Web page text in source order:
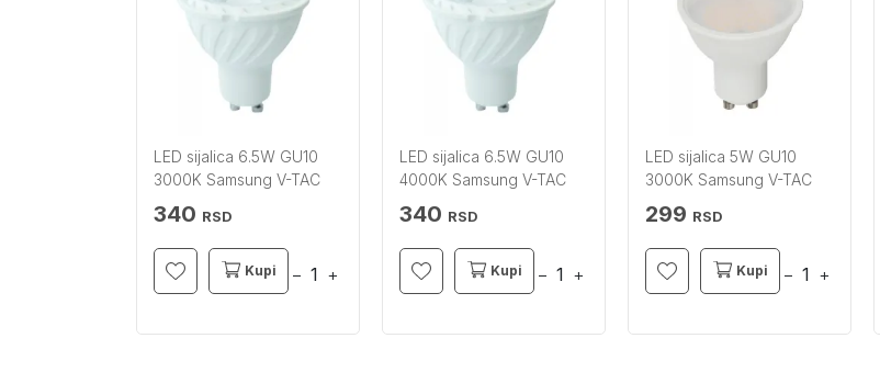
LED sijalica 6.5W GU10
3000K Samsung V-TAC
340 RSD
Kupi − +
LED sijalica 6.5W GU10
4000K Samsung V-TAC
340 RSD
Kupi − +
LED sijalica 5W GU10
3000K Samsung V-TAC
299 RSD
Kupi − +